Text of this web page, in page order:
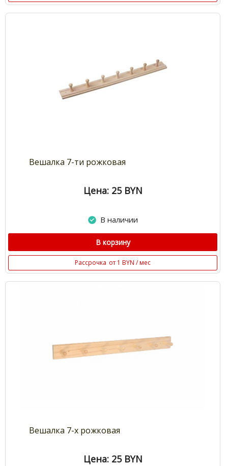
Вешалка 7-ти рожковая
Цена: 25 BYN
В наличии
В корзину
Рассрочка от 1 BYN / мес
Вешалка 7-х рожковая
Цена: 25 BYN